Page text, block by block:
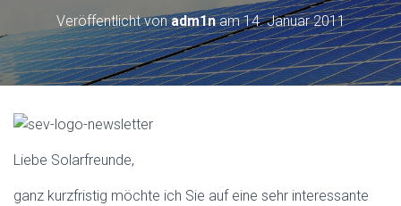
O
N
U
M
S
Veröffentlicht vonadm1nam14. Januar 2011
Liebe Solarfreunde,
ganz kurzfristig möchte ich Sie auf eine sehr interessante